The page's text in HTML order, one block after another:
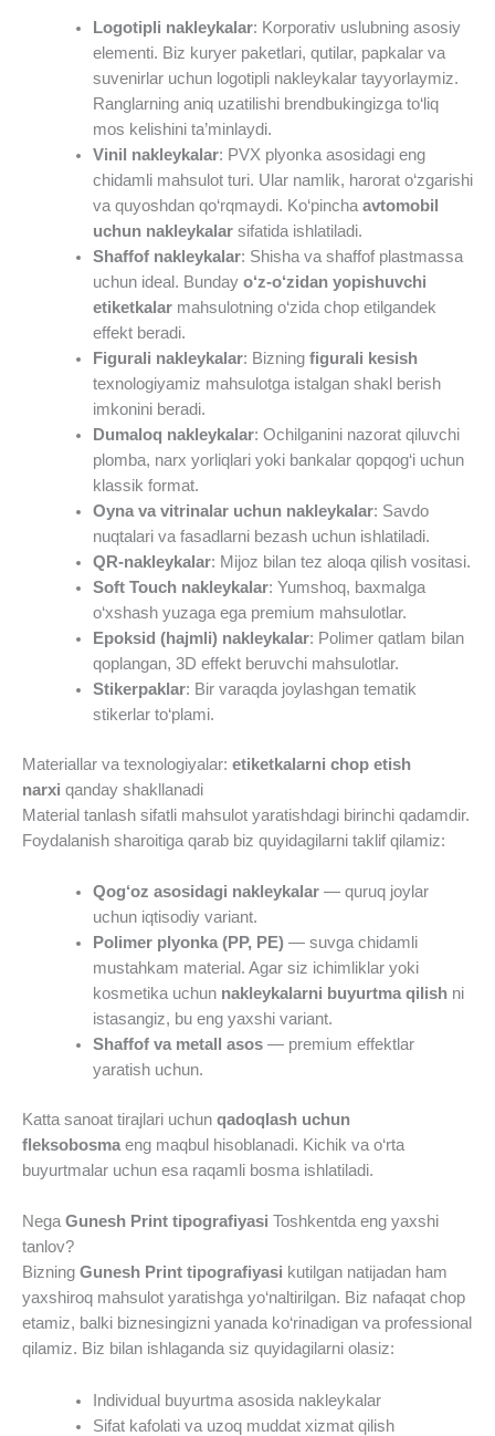
Logotipli nakleykalar: Korporativ uslubning asosiy
elementi. Biz kuryer paketlari, qutilar, papkalar va
suvenirlar uchun logotipli nakleykalar tayyorlaymiz.
Ranglarning aniq uzatilishi brendbukingizga to‘liq
mos kelishini ta’minlaydi.
Vinil nakleykalar: PVX plyonka asosidagi eng
chidamli mahsulot turi. Ular namlik, harorat o‘zgarishi
va quyoshdan qo‘rqmaydi. Ko‘pincha avtomobil
uchun nakleykalarsifatida ishlatiladi.
Shaffof nakleykalar: Shisha va shaffof plastmassa
uchun ideal. Bunday o‘z-o‘zidan yopishuvchi
etiketkalarmahsulotning o‘zida chop etilgandek
effekt beradi.
Figurali nakleykalar: Bizning figurali kesish
texnologiyamiz mahsulotga istalgan shakl berish
imkonini beradi.
Dumaloq nakleykalar: Ochilganini nazorat qiluvchi
plomba, narx yorliqlari yoki bankalar qopqog‘i uchun
klassik format.
Oyna va vitrinalar uchun nakleykalar: Savdo
nuqtalari va fasadlarni bezash uchun ishlatiladi.
QR-nakleykalar: Mijoz bilan tez aloqa qilish vositasi.
Soft Touch nakleykalar: Yumshoq, baxmalga
o‘xshash yuzaga ega premium mahsulotlar.
Epoksid (hajmli) nakleykalar: Polimer qatlam bilan
qoplangan, 3D effekt beruvchi mahsulotlar.
Stikerpaklar: Bir varaqda joylashgan tematik
stikerlar to‘plami.
Materiallar va texnologiyalar: etiketkalarni chop etish
narxi qanday shakllanadi
Material tanlash sifatli mahsulot yaratishdagi birinchi qadamdir.
Foydalanish sharoitiga qarab biz quyidagilarni taklif qilamiz:
Qog‘oz asosidagi nakleykalar— quruq joylar
uchun iqtisodiy variant.
Polimer plyonka (PP, PE)— suvga chidamli
mustahkam material. Agar siz ichimliklar yoki
kosmetika uchun nakleykalarni buyurtma qilishni
istasangiz, bu eng yaxshi variant.
Shaffof va metall asos— premium effektlar
yaratish uchun.
Katta sanoat tirajlari uchun qadoqlash uchun
fleksobosma eng maqbul hisoblanadi. Kichik va o‘rta
buyurtmalar uchun esa raqamli bosma ishlatiladi.
NegaGunesh Print tipografiyasi Toshkentda eng yaxshi
tanlov?
Bizning Gunesh Print tipografiyasi kutilgan natijadan ham
yaxshiroq mahsulot yaratishga yo‘naltirilgan. Biz nafaqat chop
etamiz, balki biznesingizni yanada ko‘rinadigan va professional
qilamiz. Biz bilan ishlaganda siz quyidagilarni olasiz:
Individual buyurtma asosida nakleykalar
Sifat kafolati va uzoq muddat xizmat qilish